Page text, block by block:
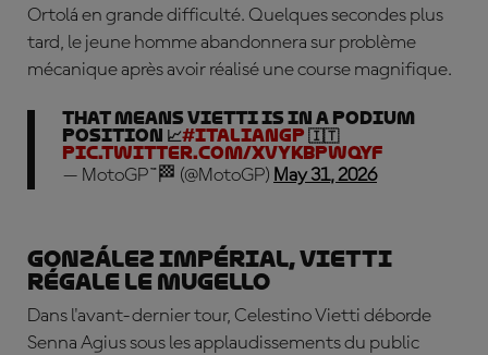
Ortolá en grande difficulté. Quelques secondes plus
tard, le jeune homme abandonnera sur problème
mécanique après avoir réalisé une course magnifique.
That means VIETTI IS IN A PODIUM
POSITION 📈#ItalianGP 🇮🇹
pic.twitter.com/xvYkbPwqYf
— MotoGP™🏁 (@MotoGP) May 31, 2026
González impérial, Vietti
régale le Mugello
Dans l'avant-dernier tour, Celestino Vietti déborde
Senna Agius sous les applaudissements du public